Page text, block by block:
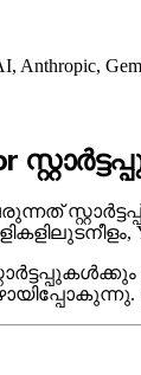
Anthropic,